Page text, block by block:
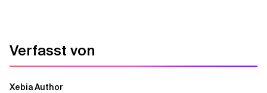
Verfasst von
Xebia Author